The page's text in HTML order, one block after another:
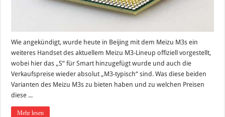
Wie angekündigt, wurde heute in Beijing mit dem Meizu M3s ein
weiteres Handset des aktuellem Meizu M3-Lineup offiziell vorgestellt,
wobei hier das „S“ für Smart hinzugefügt wurde und auch die
Verkaufspreise wieder absolut „M3-typisch“ sind. Was diese beiden
Varianten des Meizu M3s zu bieten haben und zu welchen Preisen
diese ...
Mehr lesen